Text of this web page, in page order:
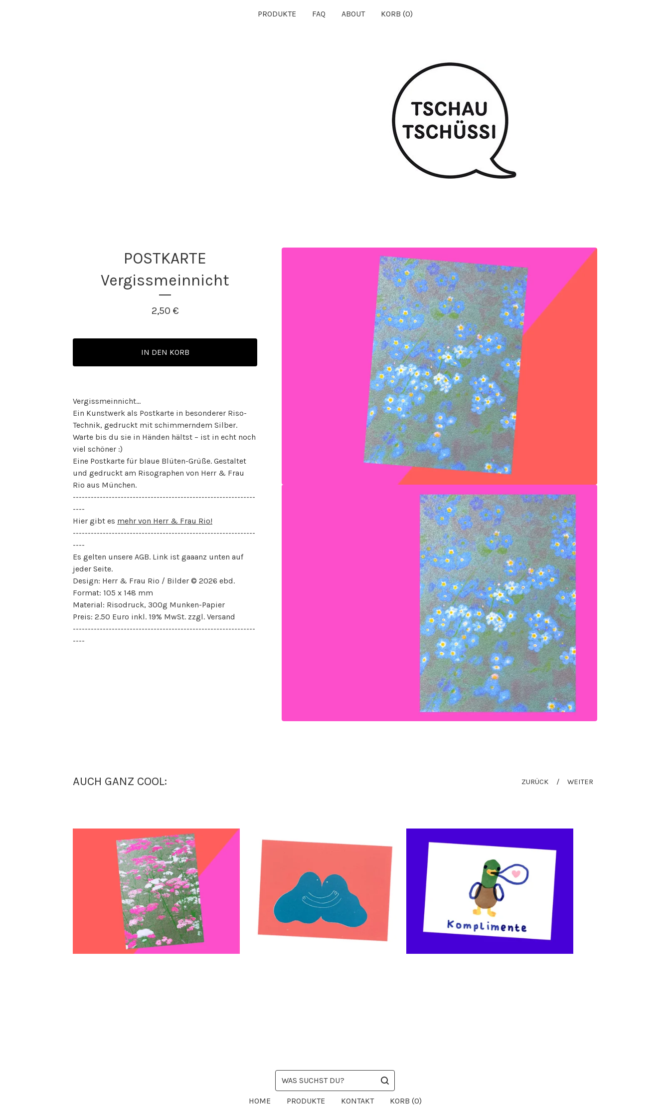
PRODUKTE FAQ ABOUT KORB (0)
POSTKARTE
Vergissmeinnicht
2,50 €
IN DEN KORB
Vergissmeinnicht...
Ein Kunstwerk als Postkarte in besonderer Riso-
Technik, gedruckt mit schimmerndem Silber.
Warte bis du sie in Händen hältst – ist in echt noch
viel schöner :)
Eine Postkarte für blaue Blüten-Grüße. Gestaltet
und gedruckt am Risographen von Herr & Frau
Rio aus München.
-------------------------------------------------------------
----
Hier gibt es mehr von Herr & Frau Rio!
-------------------------------------------------------------
----
Es gelten unsere AGB. Link ist gaaanz unten auf
jeder Seite.
Design: Herr & Frau Rio / Bilder © 2026 ebd.
Format: 105 x 148 mm
Material: Risodruck, 300g Munken-Papier
Preis: 2.50 Euro inkl. 19% MwSt. zzgl. Versand
-------------------------------------------------------------
----
AUCH GANZ COOL: ZURÜCK WEITER
WAS
SUCHST
DU?
HOME PRODUKTE KONTAKT KORB (0)